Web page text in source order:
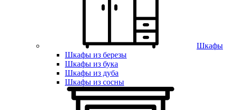
Шкафы
Шкафы из березы
Шкафы из бука
Шкафы из дуба
Шкафы из сосны